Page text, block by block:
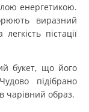
енергетикою.
виразний
пістації
букет, що його
підібрано
чарівний образ.